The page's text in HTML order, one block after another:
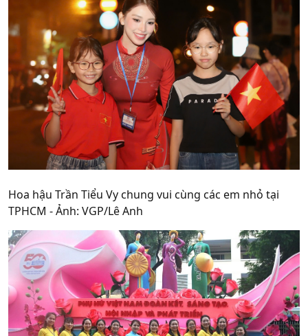
Hoa hậu Trần Tiểu Vy chung vui cùng các em nhỏ tại
TPHCM - Ảnh: VGP/Lê Anh